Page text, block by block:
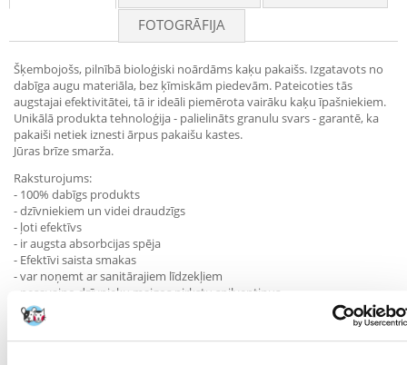
FOTOGRĀFIJA
Šķembojošs, pilnībā bioloģiski noārdāms kaķu pakaišs. Izgatavots no
dabīga augu materiāla, bez ķīmiskām piedevām. Pateicoties tās
augstajai efektivitātei, tā ir ideāli piemērota vairāku kaķu īpašniekiem.
Unikālā produkta tehnoloģija - palielināts granulu svars - garantē, ka
pakaiši netiek iznesti ārpus pakaišu kastes.
Jūras brīze smarža.
Raksturojums:
- 100% dabīgs produkts
- dzīvniekiem un videi draudzīgs
- ļoti efektīvs
- ir augsta absorbcijas spēja
- Efektīvi saista smakas
- var noņemt ar sanitārajiem līdzekļiem
- nesavaino dzīvnieku maigos pirkstu spilventiņus.
Ieteicamais lietojums: